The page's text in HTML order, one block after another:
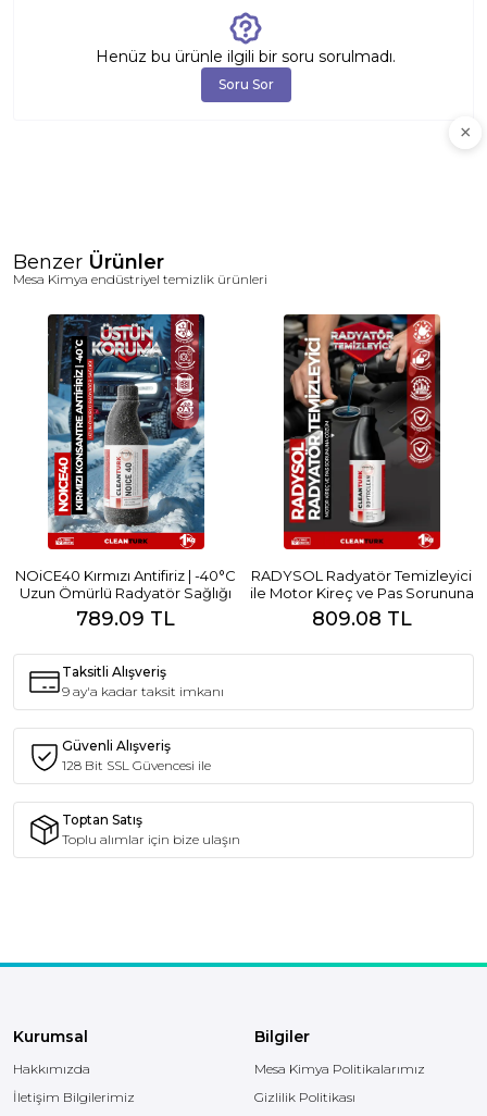
Henüz bu ürünle ilgili bir soru sorulmadı.
Soru Sor
Benzer Ürünler
Mesa Kimya endüstriyel temizlik ürünleri
RADYSOL Radyatör Temizleyici
ile Motor Kireç ve Pas Sorununa
Çözüm
809.08 TL
DETAYiX Konsantre araç içi
temizleyici – Araç Detaylı
Temizlik İlacı
856.67 TL
Taksitli Alışveriş
9 ay'a kadar taksit imkanı
Güvenli Alışveriş
128 Bit SSL Güvencesi ile
Toptan Satış
Toplu alımlar için bize ulaşın
Kurumsal
Hakkımızda
İletişim Bilgilerimiz
Bilgiler
Mesa Kimya Politikalarımız
Gizlilik Politikası